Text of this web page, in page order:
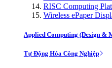
RISC Computing
Wireless ePaper
Applied Computing (Design &
Tự Động Hóa Công Nghiệp